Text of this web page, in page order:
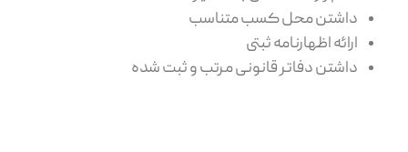
داشتن محل کسب متناسب
ارائه اظهارنامه ثبتی
داشتن دفاتر قانونی مرتب و ثبت شده